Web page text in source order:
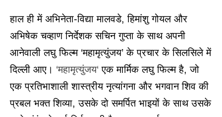
हाल ही में अभिनेता-विद्या मालवडे, हिमांशु गोयल और
अभिषेक चव्हाण निर्देशक सचिन गुप्ता के साथ अपनी
आनेवाली लघु फिल्म ‘महामृत्युंजय’ के प्रचार के सिलसिले में
दिल्ली आए। ‘महामृत्युंजय‘एक मार्मिक लघु फिल्म है, जो
एक प्रतिभाशाली शास्त्रीय नृत्यांगना और भगवान शिव की
प्रबल भक्त शिव्या, उसके दो समर्पित भाइयों के साथ उसके